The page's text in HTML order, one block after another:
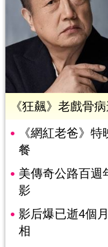
《狂飆》老戲骨
《網紅老爸》
餐
美傳奇公路百
影
影后爆已逝4個
相